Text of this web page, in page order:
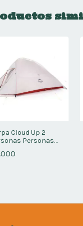
Cloud Up 2
Personas